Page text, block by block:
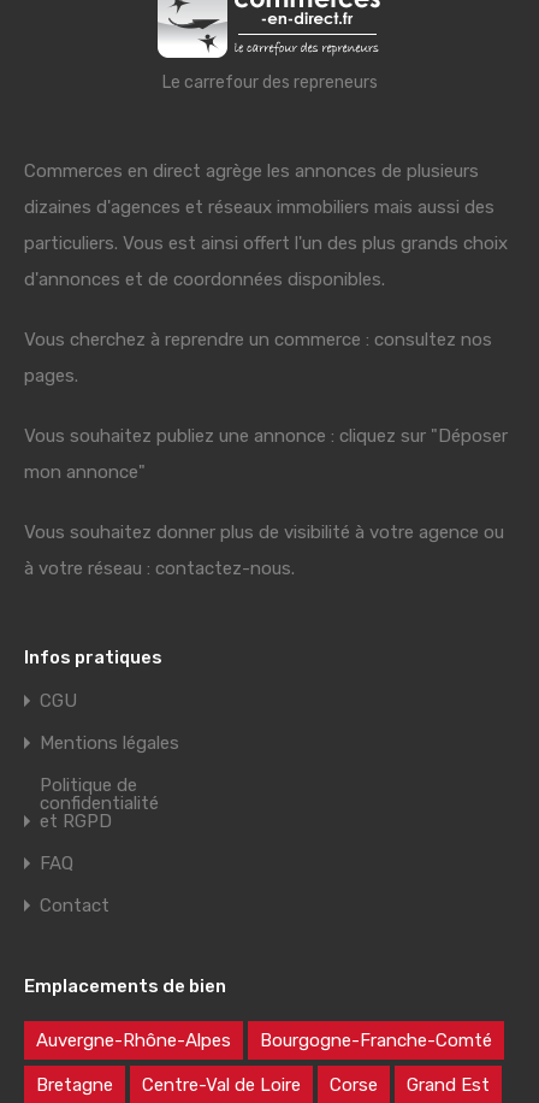
Le carrefour des repreneurs
Commerces en direct agrège les annonces de plusieurs
dizaines d'agences et réseaux immobiliers mais aussi des
particuliers. Vous est ainsi offert l'un des plus grands choix
d'annonces et de coordonnées disponibles.
Vous cherchez à reprendre un commerce : consultez nos
pages.
Vous souhaitez publiez une annonce : cliquez sur "Déposer
mon annonce"
Vous souhaitez donner plus de visibilité à votre agence ou
à votre réseau : contactez-nous.
Infos pratiques
CGU
Mentions légales
Politique de
confidentialité
et RGPD
FAQ
Contact
Emplacements de bien
Auvergne-Rhône-Alpes Bourgogne-Franche-Comté
Bretagne Centre-Val de Loire Corse Grand Est